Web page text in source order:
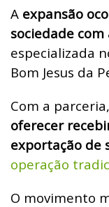
A expansão
sociedade
especializada
Bom Jesus da
Com a
oferecer
exportação de
operação
O movimento